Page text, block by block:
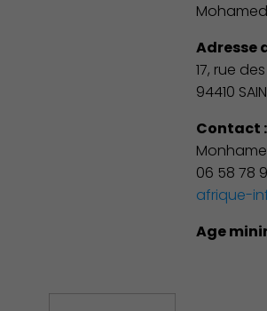
Découvrir Charenton
Mohamed
Adresse
17, rue
94410
Contact :
06 58 78
afrique-
Age